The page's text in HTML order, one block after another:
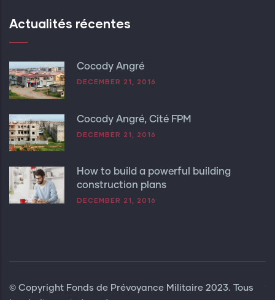
Actualités récentes
Cocody Angré
DECEMBER 21, 2016
Cocody Angré, Cité FPM
DECEMBER 21, 2016
How to build a powerful building
construction plans
DECEMBER 21, 2016
© Copyright Fonds de Prévoyance Militaire 2023. Tous